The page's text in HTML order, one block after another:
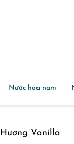
Nước hoa nam
Hương Vanilla